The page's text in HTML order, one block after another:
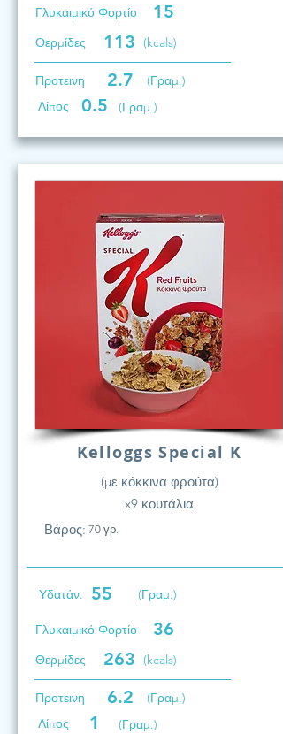
Γλυκαιμικό Φορτίο 15
Θερμίδες 113 (kcals)
Προτεινη 2.7
(Γραμ.)
Λίπος
0.5 (Γραμ.)
Kelloggs Special K
(με κόκκινα φρούτα)
x9 κουτάλια
Βάρος: 70 γρ.
Υδατάν. 55 (Γραμ.)
Γλυκαιμικό Φορτίο 36
Θερμίδες 263 (kcals)
Προτεινη 6.2
(Γραμ.)
Λίπος
1 (Γραμ.)